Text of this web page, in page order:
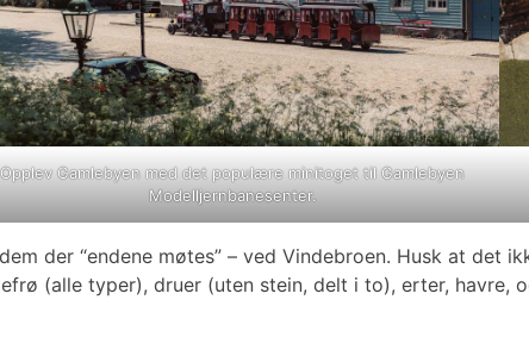
Opplev Gamlebyen med det populære minitoget til Gamlebyen
Modelljernbanesenter.
der “endene møtes” – ved Vindebroen. Husk at det
(alle typer), druer (uten stein, delt i to), erter, havre,